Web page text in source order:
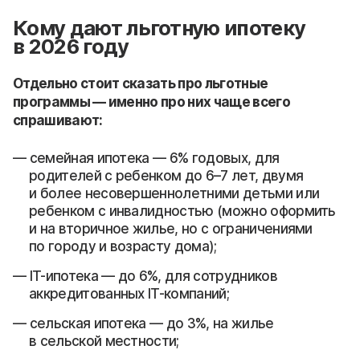
Кому дают льготную ипотеку
в 2026 году
Отдельно стоит сказать про льготные
программы — именно про них чаще всего
спрашивают:
семейная ипотека — 6% годовых, для
родителей с ребенком до 6–7 лет, двумя
и более несовершеннолетними детьми или
ребенком с инвалидностью (можно оформить
и на вторичное жилье, но с ограничениями
по городу и возрасту дома);
IT-ипотека — до 6%, для сотрудников
аккредитованных IT-компаний;
сельская ипотека — до 3%, на жилье
в сельской местности;